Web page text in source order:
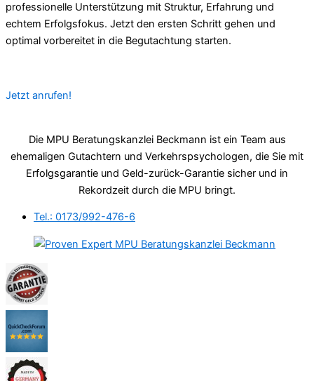
professionelle Unterstützung mit Struktur, Erfahrung und
echtem Erfolgsfokus. Jetzt den ersten Schritt gehen und
optimal vorbereitet in die Begutachtung starten.
Jetzt anrufen!
Die MPU Beratungskanzlei Beckmann ist ein Team aus
ehemaligen Gutachtern und Verkehrspsychologen, die Sie mit
Erfolgsgarantie und Geld-zurück-Garantie sicher und in
Rekordzeit durch die MPU bringt.
Tel.: 0173/992-476-6